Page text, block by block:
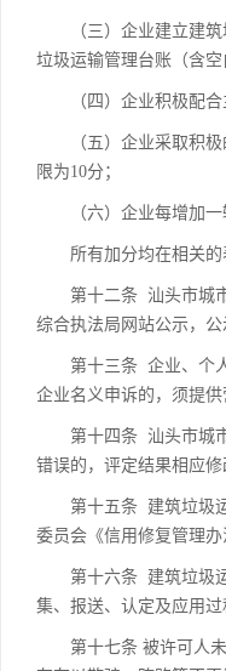
（三）企业建立建筑垃
垃圾运输管理台账（含
（四）企业积极配合
（五）企业采取积极的
限为10分；
（六）企业每增加一
所有加分均在相关的
第十二条 汕头市城市
综合执法局网站公示，公
第十三条 企业、个人
企业名义申诉的，须提
第十四条 汕头市城市
错误的，评定结果相应
第十五条 建筑垃圾运
委员会《信用修复管理办
第十六条 建筑垃圾运
集、报送、认定及应用过
第十七条 被许可人未